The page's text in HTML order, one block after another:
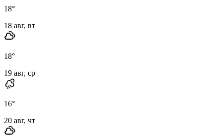
18°
18 авг, вт
18°
19 авг, ср
16°
20 авг, чт